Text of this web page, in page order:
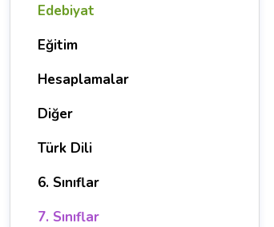
Edebiyat
Eğitim
Hesaplamalar
Diğer
Türk Dili
6. Sınıflar
7. Sınıflar